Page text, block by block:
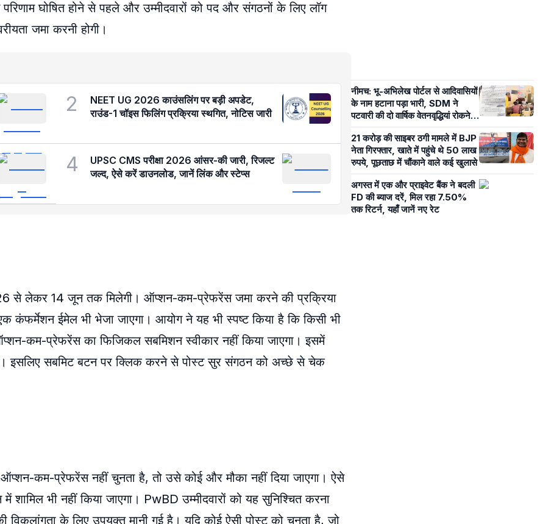
घोषित होने से पहले और उम्मीदवारों को पद और संगठनों के लिए लॉग
जमा करनी होगी।
2
NEET UG 2026 काउंसलिंग पर बड़ी अपडेट,
राउंड-1 चॉइस फिलिंग प्रक्रिया स्थगित, नोटिस जारी
4
UPSC CMS परीक्षा 2026 आंसर-की जारी, रिजल्ट
जल्द, ऐसे करें डाउनलोड, जानें लिंक और स्टेप्स
से लेकर 14 जून तक मिलेगी। ऑप्शन-कम-प्रेफरेंस जमा करने की प्रक्रिया
कंफर्मेशन ईमेल भी भेजा जाएगा। आयोग ने यह भी स्पष्ट किया है कि किसी भी
कम-प्रेफरेंस का फिजिकल सबमिशन स्वीकार नहीं किया जाएगा। इसमें
इसलिए सबमिट बटन पर क्लिक करने से पोस्ट सुर संगठन को अच्छे से चेक
ऑप्शन-कम-प्रेफरेंस नहीं चुनता है, तो उसे कोई और मौका नहीं दिया जाएगा। ऐसे
शामिल भी नहीं किया जाएगा। PwBD उम्मीदवारों को यह सुनिश्चित करना
विकलांगता के लिए उपयुक्त मानी गई है। यदि कोई ऐसी पोस्ट को चुनता है, जो
नीमच: भू-अभिलेख पोर्टल से आदिवासियों
के नाम हटाना पड़ा भारी, SDM ने
पटवारी की दो वार्षिक वेतनवृद्धियां रोकने
का दिया आदेश
21 करोड़ की साइबर ठगी मामले में BJP
नेता गिरफ्तार, खाते में पहुंचे थे 50 लाख
रुपये, पूछताछ में चौंकाने वाले कई खुलासे
अगस्त में एक और प्राइवेट बैंक ने बदली
FD की ब्याज दरें, मिल रहा 7.50%
तक रिटर्न, यहाँ जानें नए रेट